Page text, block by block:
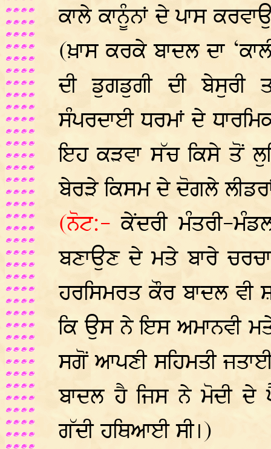
ਕਾਲੇ ਕਾਨੂੰਨਾਂ ਦੇ ਪਾਸ
(ਖ਼ਾਸ ਕਰਕੇ ਬਾਦਲ ਦਾ
ਦੀ ਡੁਗਡੁਗੀ ਦੀ ਬੇਸੁਰੀ
ਸੰਪਰਦਾਈ ਧਰਮਾਂ ਦੇ
ਇਹ ਕੜਵਾ ਸੱਚ ਕਿਸੇ ਤੋਂ
ਬੇਰੜੇ ਕਿਸਮ ਦੇ ਦੋਗਲੇ
(ਨੋਟ:- ਕੇਂਦਰੀ ਮੰਤਰੀ-
ਬਣਾਉਣ ਦੇ ਮਤੇ ਬਾਰੇ
ਹਰਸਿਮਰਤ ਕੌਰ ਬਾਦਲ ਵੀ
ਕਿ ਉਸ ਨੇ ਇਸ ਅਮਾਨਵੀ
ਸਗੋਂ ਆਪਣੀ ਸਹਿਮਤੀ
ਬਾਦਲ ਹੈ ਜਿਸ ਨੇ ਮੋਦੀ ਦੇ
ਗੱਦੀ ਹਥਿਆਈ ਸੀ।)